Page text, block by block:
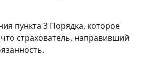
пункта 3 Порядка, которое
страхователь, направивший